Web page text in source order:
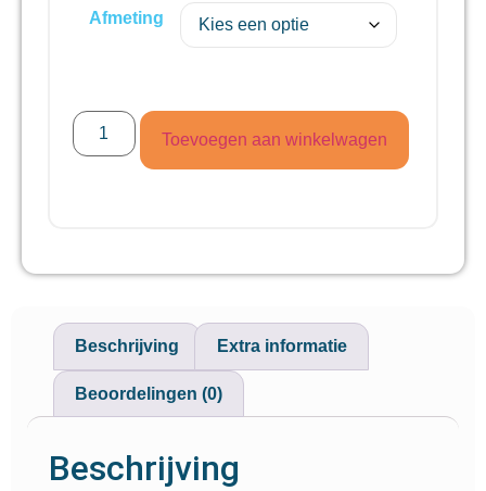
Afmeting
Toevoegen aan winkelwagen
Beschrijving Extra informatie
Beoordelingen (0)
Beschrijving